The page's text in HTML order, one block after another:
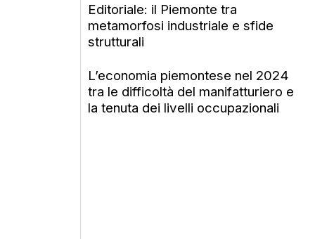
Editoriale: il Piemonte tra
metamorfosi industriale e sfide
strutturali
L’economia piemontese nel 2024
tra le difficoltà del manifatturiero e
la tenuta dei livelli occupazionali